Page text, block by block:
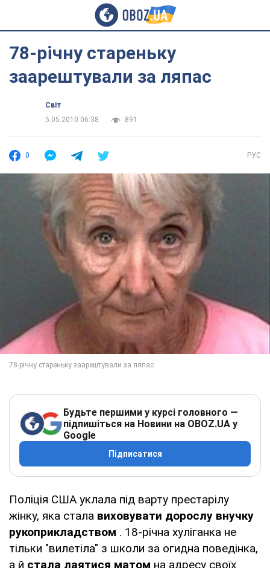
78-річну стареньку
заарештували за ляпас
Світ
5.05.2010 06:38
891
0 РУС
Будьте першими у курсі головного —
підпишіться на Новини на OBOZ.UA у
Google
Підписатися
Поліція США уклала під варту престарілу
жінку, яка стала виховувати дорослу внучку
рукоприкладством . 18-річна хуліганка не
тільки "вилетіла" з школи за огидна поведінка,
а й стала лаятися матом на адресу своїх